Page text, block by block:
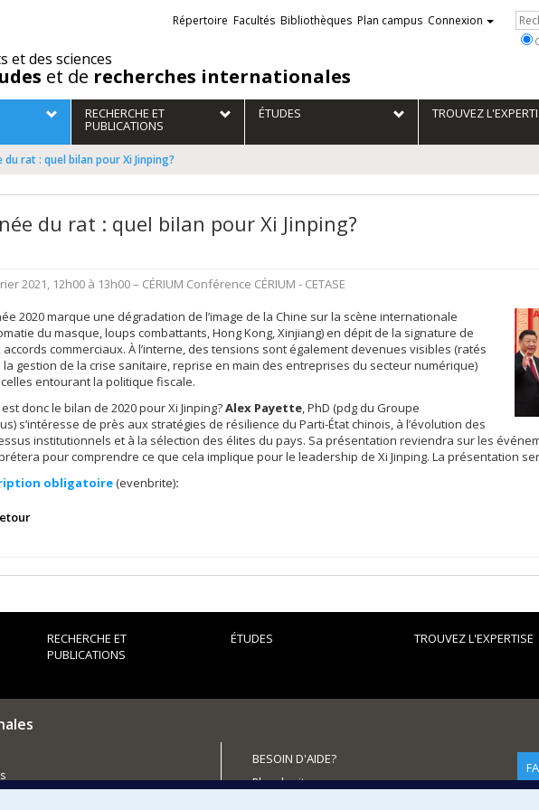
et des sciences
et de recherches internationales
Liens
externes
Répertoire Facultés Bibliothèques Plan campus Connexion
RECHERCHE ET
PUBLICATIONS
ÉTUDES TROUVEZ
du rat : quel bilan pour Xi Jinping?
du rat : quel bilan pour Xi Jinping?
2021, 12h00 à 13h00– CÉRIUM Conférence CÉRIUM - CETASE
2020 marque une dégradation de l’image de la Chine sur la scène internationale
du masque, loups combattants, Hong Kong, Xinjiang) en dépit de la signature de
accords commerciaux. À l’interne, des tensions sont également devenues visibles (ratés
la gestion de la crise sanitaire, reprise en main des entreprises du secteur numérique)
entourant la politique fiscale.
donc le bilan de 2020 pour Xi Jinping?Alex Payette, PhD (pdg du Groupe
s’intéresse de près aux stratégies de résilience du Parti-État chinois, à l’évolution des
institutionnels et à la sélection des élites du pays. Sa présentation reviendra sur les
pour comprendre ce que cela implique pour le leadership de Xi Jinping. La présentation
obligatoire(evenbrite):
RECHERCHE ET
PUBLICATIONS
ÉTUDES TROUVEZ L'EXPERTISE
BESOIN D'AIDE?
Plan du site